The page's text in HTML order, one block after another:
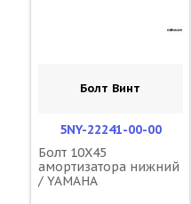
Болт Винт
5NY-22241-00-00
Болт 10X45
амортизатора нижний
/ YAMAHA